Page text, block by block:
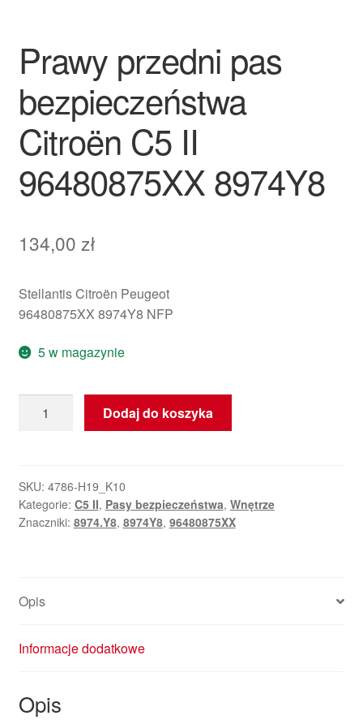
Zasady i warunki
Prawy przedni pas
bezpieczeństwa
Citroën C5 II
96480875XX 8974Y8
134,00 zł
Stellantis Citroën Peugeot
96480875XX 8974Y8 NFP
5 w magazynie
Prawy
bezpieczeństwa
Citroën
C5
Dodaj do koszyka
SKU: 4786-H19_K10
Kategorie: C5 II, Pasy bezpieczeństwa, Wnętrze
Znaczniki: 8974.Y8, 8974Y8, 96480875XX
Opis
Informacje dodatkowe
Opis